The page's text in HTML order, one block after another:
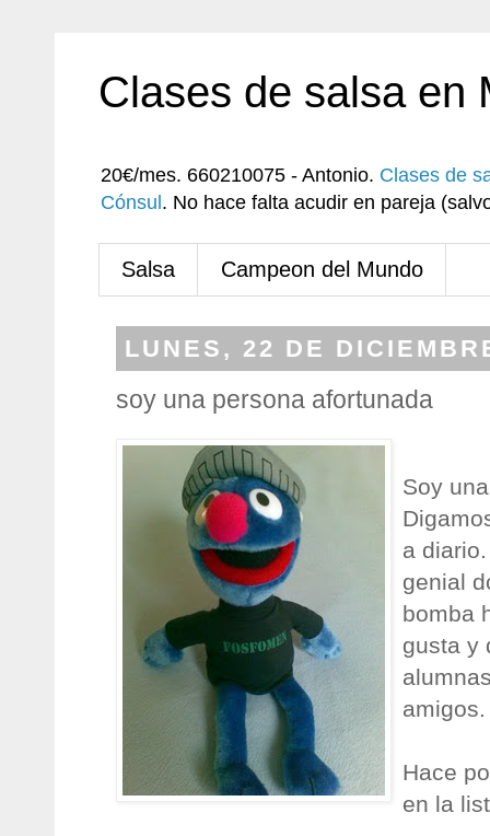
Clases de salsa en
20€/mes. 660210075 - Antonio. Clases de
Cónsul . No hace falta acudir en pareja
Salsa Campeon del Mundo
LUNES, 22 DE
soy una persona afortunada
Soy
a
genial
bomba
gusta y
amigos.
Hace
en la